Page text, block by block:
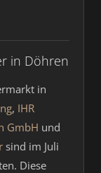
in Döhren
in
, IHR
GmbH und
sind im Juli
Diese